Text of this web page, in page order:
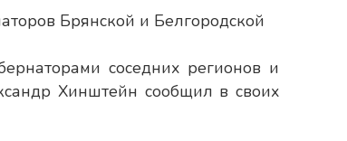
соседних регионов и
Хинштейн сообщил в своих